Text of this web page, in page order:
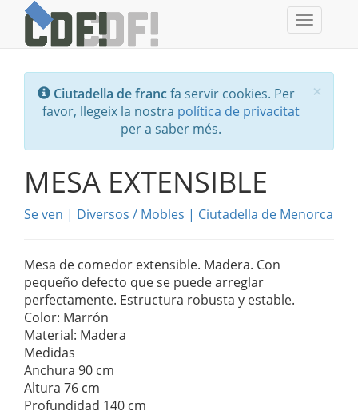
Toggle
×
Ciutadella de francfa servir cookies. Per
favor, llegeix la nostra política de privacitat
per a saber més.
MESA EXTENSIBLE
Se ven | Diversos / Mobles | Ciutadella de Menorca
Mesa de comedor extensible. Madera. Con
pequeño defecto que se puede arreglar
perfectamente. Estructura robusta y estable.
Color: Marrón
Material: Madera
Medidas
Anchura 90 cm
Altura 76 cm
Profundidad 140 cm